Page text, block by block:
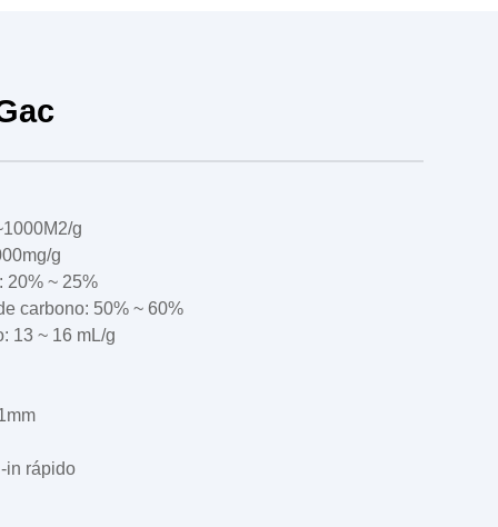
g
g
20% ~ 25%
carbono: 50% ~ 60%
13 ~ 16 mL/g
in rápido